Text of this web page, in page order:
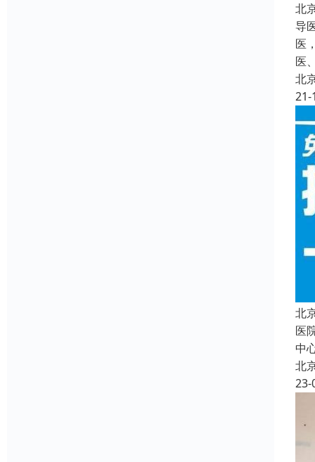
北
导
医
医
北
21-
北
医
中
北
23-